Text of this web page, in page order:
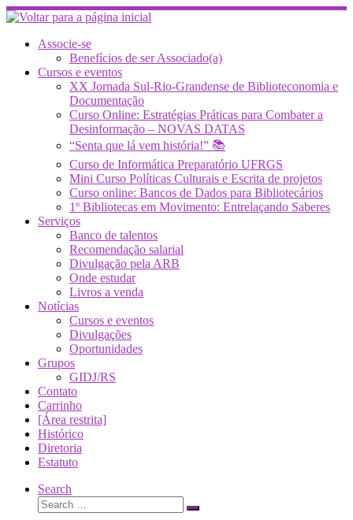
Skip
to
contentAssocie-se
Benefícios de ser Associado(a)
Cursos e eventos
XX Jornada Sul-Rio-Grandense de Biblioteconomia e
Documentação
Curso Online: Estratégias Práticas para Combater a
Desinformação – NOVAS DATAS
“Senta que lá vem história!” 📚
Curso de Informática Preparatório UFRGS
Mini Curso Políticas Culturais e Escrita de projetos
Curso online: Bancos de Dados para Bibliotecários
1º Bibliotecas em Movimento: Entrelaçando Saberes
Serviços
Banco de talentos
Recomendação salarial
Divulgação pela ARB
Onde estudar
Livros a venda
Notícias
Cursos e eventos
Divulgações
Oportunidades
Grupos
GIDJ/RS
Contato
Carrinho
[Área restrita]
Histórico
Diretoria
Estatuto
Search
Search
Search